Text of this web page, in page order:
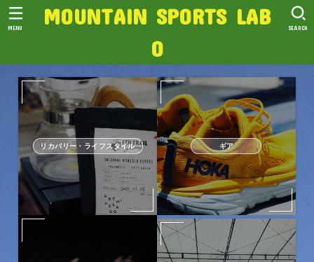
MOUNTAIN SPORTS LAB
O
SEARCH
MENU
リカバリー・ライフスタイル ギア